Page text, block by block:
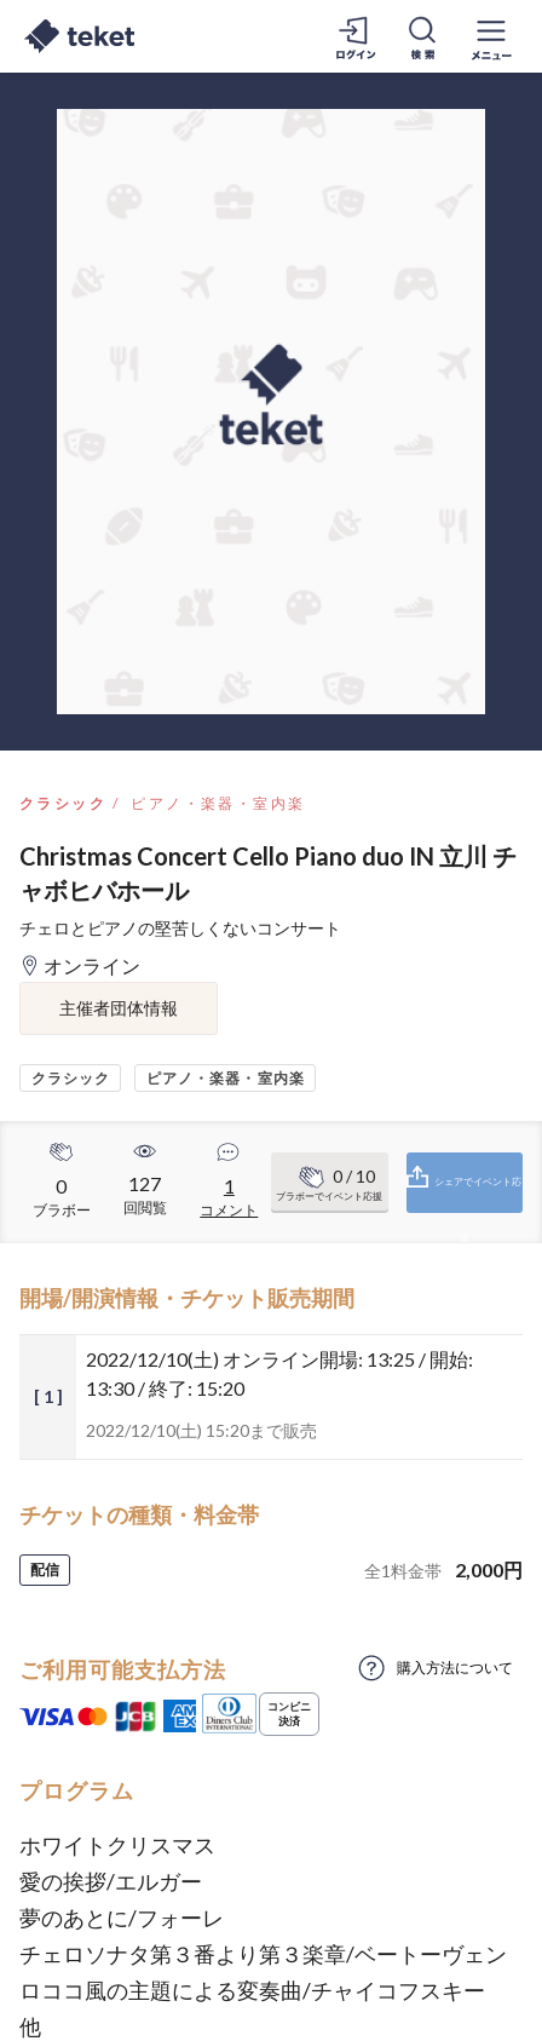
クラシック ピアノ・楽器・室内楽
Christmas Concert Cello Piano duo IN 立川 チ
ャボヒバホール
チェロとピアノの堅苦しくないコンサート
オンライン
主催者団体情報
クラシック ピアノ・楽器・室内楽
0
ブラボー
127
回閲覧
1
コメント
0/ 10
ブラボーでイベント応援
シェアでイベント応
開場/開演情報・チケット販売期間
[ 1 ]
2022/12/10(土) オンライン開場: 13:25 / 開始:
13:30 / 終了: 15:20
2022/12/10(土) 15:20まで販売
チケットの種類・料金帯
配信 全1料金帯 2,000円
ご利用可能支払方法 購入方法について
プログラム
ホワイトクリスマス
愛の挨拶/エルガー
夢のあとに/フォーレ
チェロソナタ第３番より第３楽章/ベートーヴェン
ロココ風の主題による変奏曲/チャイコフスキー
他